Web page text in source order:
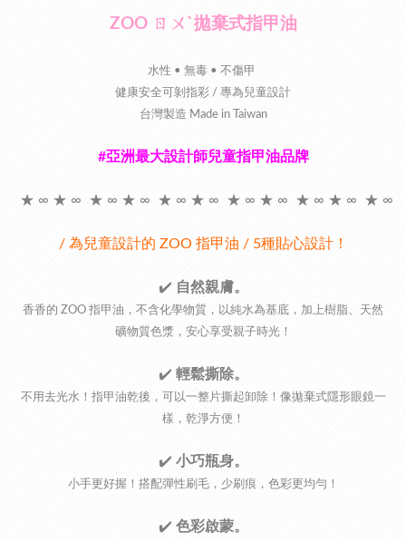
ZOO ㄖㄨˋ拋棄式指甲油
水性 • 無毒 • 不傷甲
健康安全可剝指彩 / 專為兒童設計
台灣製造 Made in Taiwan
#亞洲最大設計師兒童指甲油品牌
★ ∞ ★ ∞ ★ ∞ ★ ∞ ★ ∞ ★ ∞ ★ ∞ ★ ∞ ★ ∞ ★ ∞ ★ ∞
/ 為兒童設計的 ZOO 指甲油 / 5種貼心設計！
✔️ 自然親膚。
香香的 ZOO 指甲油，不含化學物質，以純水為基底，加上樹脂、天然
礦物質色漿，安心享受親子時光！
✔️ 輕鬆撕除。
不用去光水！指甲油乾後，可以一整片撕起卸除！像拋棄式隱形眼鏡一
樣，乾淨方便！
✔️ 小巧瓶身。
小手更好握！搭配彈性刷毛，少刷痕，色彩更均勻！
✔️ 色彩啟蒙。